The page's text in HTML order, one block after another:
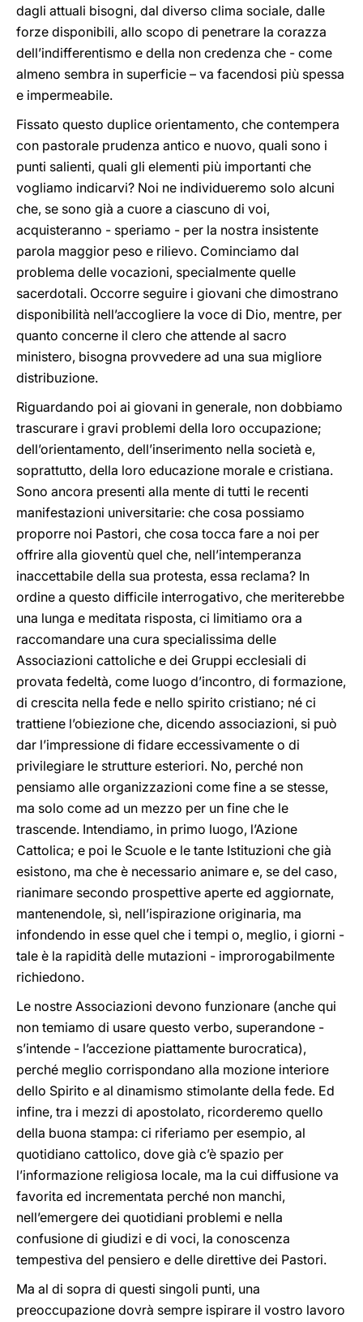
dagli attuali bisogni, dal diverso clima sociale, dalle
forze disponibili, allo scopo di penetrare la corazza
dell’indifferentismo e della non credenza che - come
almeno sembra in superficie – va facendosi più spessa
e impermeabile.
Fissato questo duplice orientamento, che contempera
con pastorale prudenza antico e nuovo, quali sono i
punti salienti, quali gli elementi più importanti che
vogliamo indicarvi? Noi ne individueremo solo alcuni
che, se sono già a cuore a ciascuno di voi,
acquisteranno - speriamo - per la nostra insistente
parola maggior peso e rilievo. Cominciamo dal
problema delle vocazioni, specialmente quelle
sacerdotali. Occorre seguire i giovani che dimostrano
disponibilità nell’accogliere la voce di Dio, mentre, per
quanto concerne il clero che attende al sacro
ministero, bisogna provvedere ad una sua migliore
distribuzione.
Riguardando poi ai giovani in generale, non dobbiamo
trascurare i gravi problemi della loro occupazione;
dell’orientamento, dell’inserimento nella società e,
soprattutto, della loro educazione morale e cristiana.
Sono ancora presenti alla mente di tutti le recenti
manifestazioni universitarie: che cosa possiamo
proporre noi Pastori, che cosa tocca fare a noi per
offrire alla gioventù quel che, nell’intemperanza
inaccettabile della sua protesta, essa reclama? In
ordine a questo difficile interrogativo, che meriterebbe
una lunga e meditata risposta, ci limitiamo ora a
raccomandare una cura specialissima delle
Associazioni cattoliche e dei Gruppi ecclesiali di
provata fedeltà, come luogo d’incontro, di formazione,
di crescita nella fede e nello spirito cristiano; né ci
trattiene l’obiezione che, dicendo associazioni, si può
dar l’impressione di fidare eccessivamente o di
privilegiare le strutture esteriori. No, perché non
pensiamo alle organizzazioni come fine a se stesse,
ma solo come ad un mezzo per un fine che le
trascende. Intendiamo, in primo luogo, l’Azione
Cattolica; e poi le Scuole e le tante Istituzioni che già
esistono, ma che è necessario animare e, se del caso,
rianimare secondo prospettive aperte ed aggiornate,
mantenendole, sì, nell’ispirazione originaria, ma
infondendo in esse quel che i tempi o, meglio, i giorni -
tale è la rapidità delle mutazioni - improrogabilmente
richiedono.
Le nostre Associazioni devono funzionare (anche qui
non temiamo di usare questo verbo, superandone -
s’intende - l’accezione piattamente burocratica),
perché meglio corrispondano alla mozione interiore
dello Spirito e al dinamismo stimolante della fede. Ed
infine, tra i mezzi di apostolato, ricorderemo quello
della buona stampa: ci riferiamo per esempio, al
quotidiano cattolico, dove già c’è spazio per
l’informazione religiosa locale, ma la cui diffusione va
favorita ed incrementata perché non manchi,
nell’emergere dei quotidiani problemi e nella
confusione di giudizi e di voci, la conoscenza
tempestiva del pensiero e delle direttive dei Pastori.
Ma al di sopra di questi singoli punti, una
preoccupazione dovrà sempre ispirare il vostro lavoro